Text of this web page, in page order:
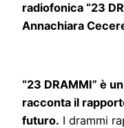
radiofonica “23
Annachiara
“23 DRAMMI” è
racconta il
futuro. I drammi